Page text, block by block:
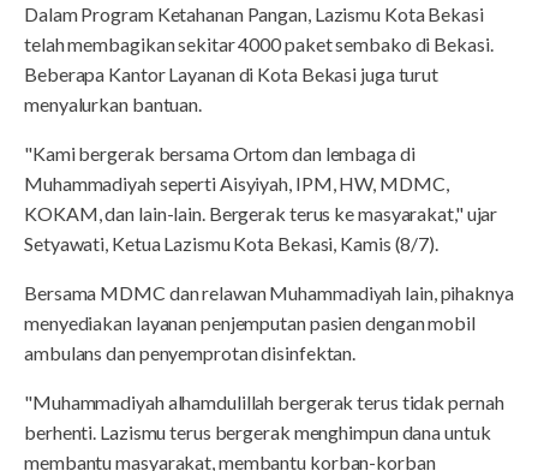
Dalam Program Ketahanan Pangan, Lazismu Kota Bekasi
telah membagikan sekitar 4000 paket sembako di Bekasi.
Beberapa Kantor Layanan di Kota Bekasi juga turut
menyalurkan bantuan.
"Kami bergerak bersama Ortom dan lembaga di
Muhammadiyah seperti Aisyiyah, IPM, HW, MDMC,
KOKAM, dan lain-lain. Bergerak terus ke masyarakat," ujar
Setyawati, Ketua Lazismu Kota Bekasi, Kamis (8/7).
Bersama MDMC dan relawan Muhammadiyah lain, pihaknya
menyediakan layanan penjemputan pasien dengan mobil
ambulans dan penyemprotan disinfektan.
"Muhammadiyah alhamdulillah bergerak terus tidak pernah
berhenti. Lazismu terus bergerak menghimpun dana untuk
membantu masyarakat, membantu korban-korban